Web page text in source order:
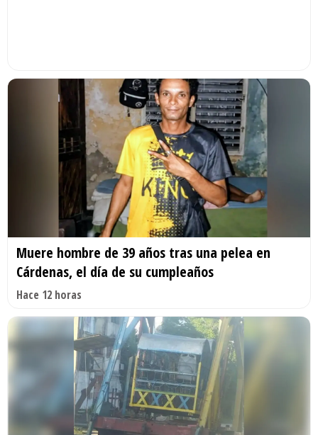
Muere hombre de 39 años tras una pelea en
Cárdenas, el día de su cumpleaños
Hace 12 horas